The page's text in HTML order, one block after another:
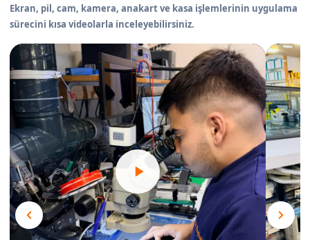
Ekran, pil, cam, kamera, anakart ve kasa işlemlerinin uygulama
sürecini kısa videolarla inceleyebilirsiniz.